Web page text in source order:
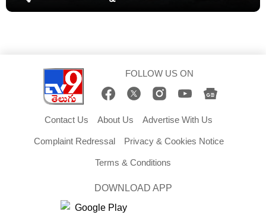
FOLLOW US ON
Contact Us About Us Advertise With Us
Complaint Redressal Privacy & Cookies Notice
Terms & Conditions
DOWNLOAD APP